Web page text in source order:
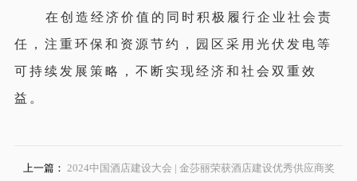
在创造经济价值的同时积极履行企业社会责
任，注重环保和资源节约，园区采用光伏发电等
可持续发展策略，不断实现经济和社会双重效
益。
上一篇： 2024中国酒店建设大会 | 金莎丽荣获酒店建设优秀供应商奖